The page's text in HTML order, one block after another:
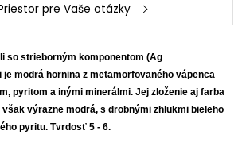
pre Vaše otázky
so strieborným komponentom (Ag
je modrá hornina z metamorfovaného vápenca
pyritom a inými minerálmi. Jej zloženie aj farba
výrazne modrá, s drobnými zhlukmi bieleho
pyritu.Tvrdosť 5 - 6.